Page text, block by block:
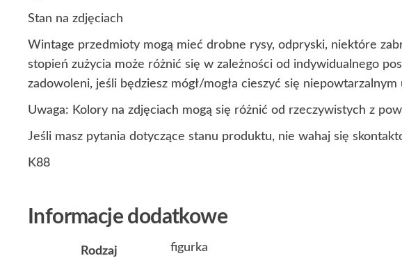
Stan na zdjęciach
Wintage przedmioty mogą mieć drobne rysy, odpryski, niektóre
stopień zużycia może różnić się w zależności od indywidualnego
zadowoleni, jeśli będziesz mógł/mogła cieszyć się
Uwaga: Kolory na zdjęciach mogą się różnić od rzeczywistych z
Jeśli masz pytania dotyczące stanu produktu, nie wahaj się
K88
Informacje dodatkowe
Rodzaj figurka